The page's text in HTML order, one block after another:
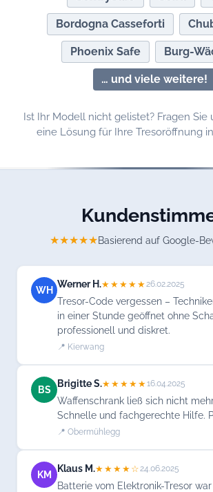
Bordogna Casseforti
Phoenix Safe Burg-
… und viele weitere!
Ist Ihr Modell nicht gelistet? Fragen Sie
eine Lösung für Ihre Tresoröffnung
★★★★★Basierend auf Google-
WH
Werner H.★★★★★26.02.2025
Tresor-Code vergessen –
in einer Stunde geöffnet ohne
professionell und diskret.
📍 Kierwang
BS
Brigitte S.★★★★★16.04.2025
Waffenschrank ließ sich nicht
Schnelle und fachgerechte Hilfe.
📍 Obermühlegg
KM
Klaus M.★★★★☆24.06.2025
Batterie vom Elektronik-Tresor